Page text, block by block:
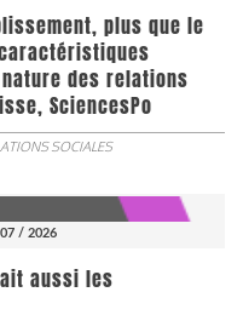
plus que le
des relations
SciencesPo
SOCIALES
/ 2026
aussi les